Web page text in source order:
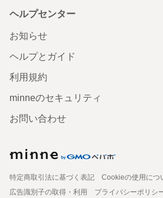
ヘルプセンター
お知らせ
ヘルプとガイド
利用規約
minneのセキュリティ
お問い合わせ
特定商取引法に基づく表記
Cookieの使用につ
広告識別子の取得・利用
プライバシーポリシ